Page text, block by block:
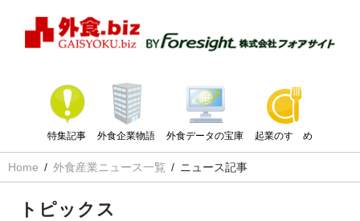
特集記事 外食企業物語 外食データの宝庫 起業のすゝめ
Home 外食産業ニュース一覧 ニュース記事
トピックス